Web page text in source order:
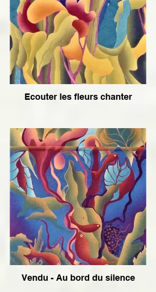
Ecouter les fleurs chanter
Vendu - Au bord du silence